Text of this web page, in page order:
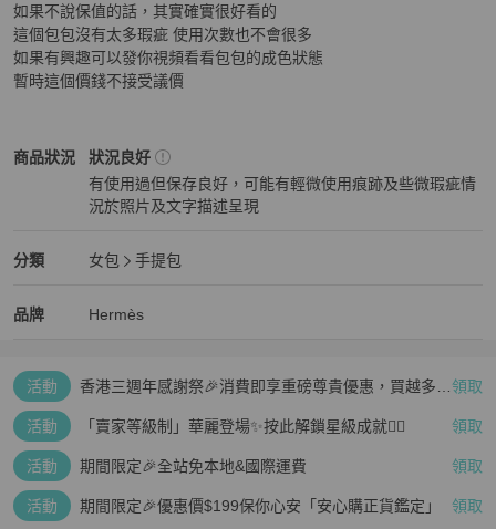
如果不說保值的話，其實確實很好看的
這個包包沒有太多瑕疵 使用次數也不會很多
如果有興趣可以發你視頻看看包包的成色狀態
暫時這個價錢不接受議價
商品狀況
Hermès女包商品狀態與細節
狀況良好
有使用過但保存良好，可能有輕微使用痕跡及些微瑕疵情
況於照片及文字描述呈現
分類
Hermès 女包分類資訊
女包
手提包
品牌
Hermès 精品女包品牌介紹
Hermès
Hermès 推薦清單
活動
香港三週年感謝祭🎉消費即享重磅尊貴優惠，買越多、 領取
活動 「賣家等級制」華麗登場✨按此解鎖星級成就👆🏻 領取
活動 期間限定🎉全站免本地&國際運費 領取
活動 期間限定🎉優惠價$199保你心安「安心購正貨鑑定」 領取